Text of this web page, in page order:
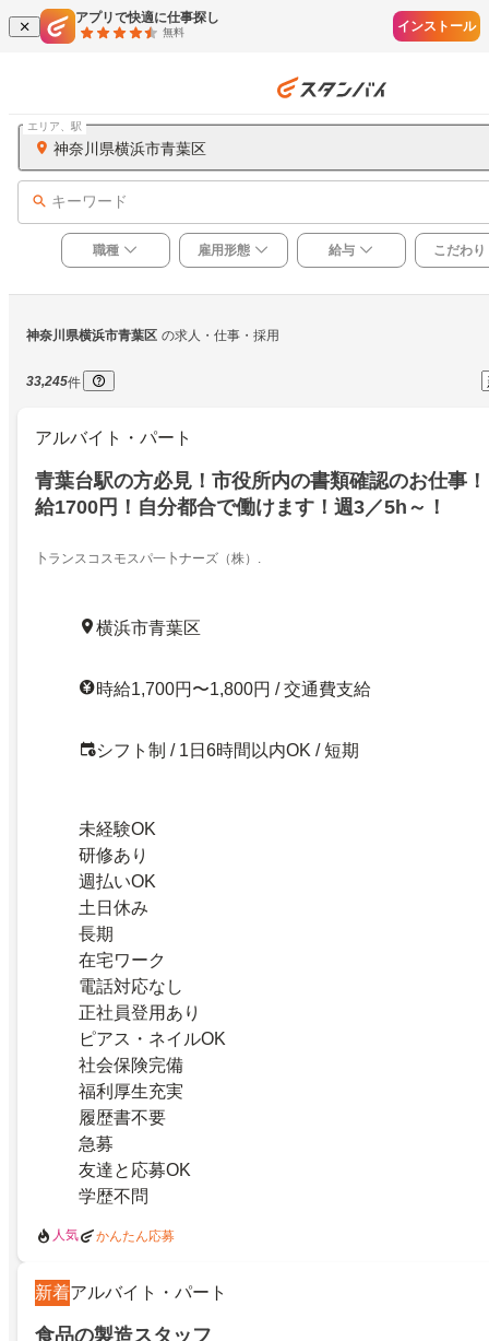
アプリで快適に仕事探し
無料 インストール
神奈川県横浜市青葉区
エリア、駅
キーワード
職種 雇用形態 給与 こだわり
神奈川県横浜市青葉区 の求人・仕事・採用
33,245件
アルバイト・パート
青葉台駅の方必見！市役所内の書類確認のお仕事
給1700円！自分都合で働けます！週3／5h～！
卜ランスコスモスパ一卜ナーズ（株）.
横浜市青葉区
時給1,700円〜1,800円 / 交通費支給
シフト制 / 1日6時間以内OK / 短期
未経験OK
研修あり
週払いOK
土日休み
長期
在宅ワーク
電話対応なし
正社員登用あり
ピアス・ネイルOK
社会保険完備
福利厚生充実
履歴書不要
急募
友達と応募OK
学歴不問
人気 かんたん応募
新着アルバイト・パート
食品の製造スタッフ